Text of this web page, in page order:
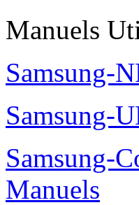
Manuels
Samsung-
Samsung-
Samsung-
Manuels